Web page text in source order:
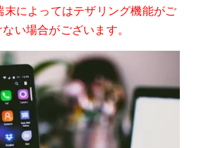
によってはテザリング機能がご
い場合がございます。